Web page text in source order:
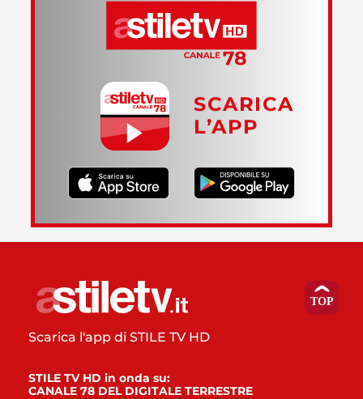
SCARICA
L’APP
Scarica l'app di STILE TV HD
STILE TV HD in onda su:
CANALE 78 DEL DIGITALE TERRESTRE